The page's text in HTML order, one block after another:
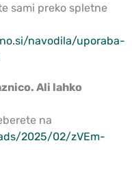
sami preko spletne
navodila/uporaba-
Ali lahko
na
2025/02/zVEm-